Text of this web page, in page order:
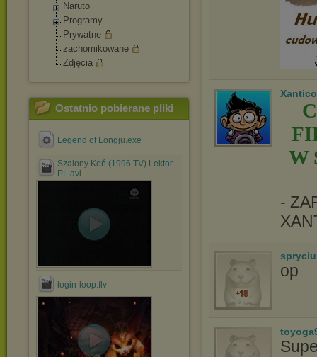
Naruto
Programy
Prywatne
zachomikowane
Zdjęcia
Ostatnio pobierane pliki
Legend of Longju.exe
Szalony Koń (1996 TV) Lektor
PL.avi
login-loop.flv
Xantico
W
-
op